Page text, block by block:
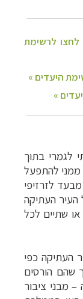
לגמרי בתוך
ממני להתפעל
לזרזיפי
העיר העתיקה
או שתיים לכל
העתיקה כפי
שהם הורסים
–מבני ציבור